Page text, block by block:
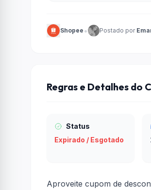
Shopee • Postado por
Regras e Detalhes do
Status
Expirado / Esgotado
Aproveite cupom de